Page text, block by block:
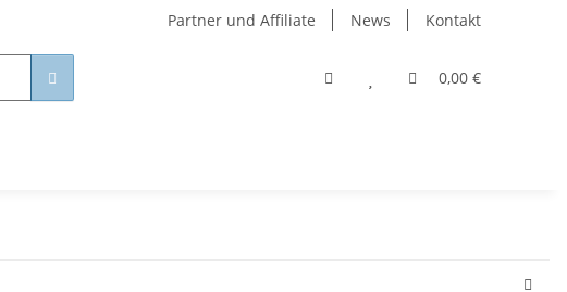
Partner und Affiliate News Kontakt
0,00 €